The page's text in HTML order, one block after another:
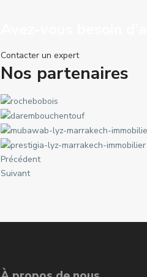
Contacter un expert
Nos partenaires
Précédent
Suivant